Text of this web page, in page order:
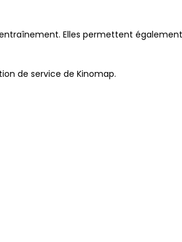
Elles permettent
de service de Kinomap.